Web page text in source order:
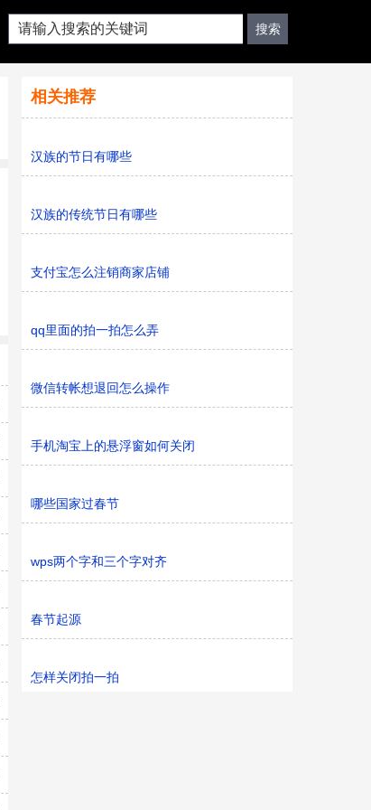
相关推荐
汉族的节日有哪些
汉族的传统节日有哪些
支付宝怎么注销商家店铺
qq里面的拍一拍怎么弄
微信转帐想退回怎么操作
手机淘宝上的悬浮窗如何关闭
哪些国家过春节
wps两个字和三个字对齐
春节起源
怎样关闭拍一拍